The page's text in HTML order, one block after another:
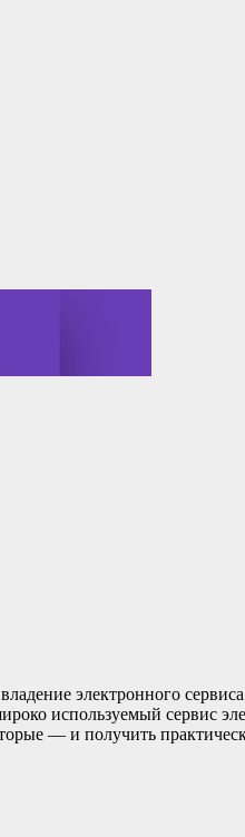
электронного
используемый сервис
— и получить